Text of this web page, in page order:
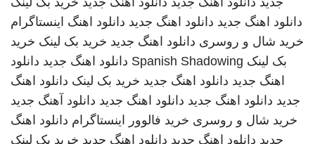
دانلود اهنگ جدید دانلود اهنگ جدید دانلود اهنگ اینستاگرام
خرید شال و روسری دانلود اهنگ جدید خرید بک لینک خرید
بک لینک Spanish Shadowing دانلود اهنگ جدید دانلود
اهنگ جدید دانلود اهنگ جدید خرید بک لینک دانلود اهنگ
جدید دانلود اهنگ جدید دانلود اهنگ جدید دانلود آهنگ جدید
خرید شال و روسری خرید فالوور اینستاگرام دانلود اهنگ
جدید دانلود اهنگ جدید دانلود اهنگ جدید خرید بک لینک